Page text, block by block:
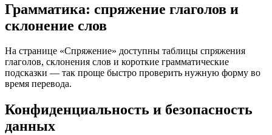
Грамматика: спряжение глаголов и
склонение слов
На странице «Спряжение» доступны таблицы спряжения
глаголов, склонения слов и короткие грамматические
подсказки — так проще быстро проверить нужную форму во
время перевода.
Конфиденциальность и безопасность
данных